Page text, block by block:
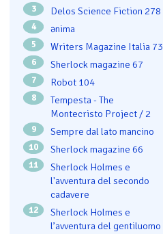
3 Delos Science Fiction 278
4 ənima
5 Writers Magazine Italia 73
6 Sherlock magazine 67
7 Robot 104
8
Tempesta - The
Montecristo Project / 2
9 Sempre dal lato mancino
10 Sherlock magazine 66
11
Sherlock Holmes e
l'avventura del secondo
cadavere
12
Sherlock Holmes e
l’avventura del gentiluomo